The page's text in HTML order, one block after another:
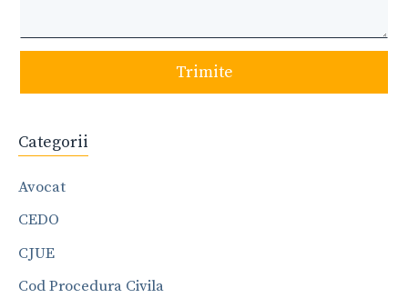
Trimite
Categorii
Avocat
CEDO
CJUE
Cod Procedura Civila